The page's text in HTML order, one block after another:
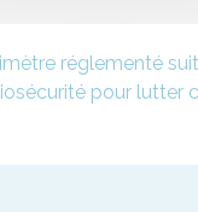
réglementé
pour lutter